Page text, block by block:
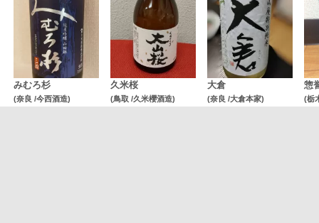
みむろ杉
(奈良 /今西酒造)
久米桜
(鳥取 /久米櫻酒造)
大倉
(奈良 /大倉本家)
惣
(栃